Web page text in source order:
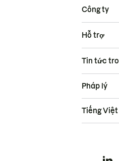
Công ty
Hỗ trợ
Tin tức
Pháp lý
Tiếng Việt